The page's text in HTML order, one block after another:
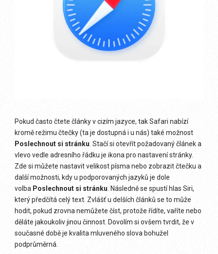
Pokud často čtete články v cizím jazyce, tak Safari nabízí
kromě režimu čtečky (ta je dostupná i u nás) také možnost
Poslechnout si stránku . Stačí si otevřít požadovaný článek a
vlevo vedle adresního řádku je ikona pro nastavení stránky.
Zde si můžete nastavit velikost písma nebo zobrazit čtečku a
další možnosti, kdy u podporovaných jazyků je dole
volba Poslechnout si stránku . Následně se spustí hlas Siri,
který předčítá celý text. Zvlášť u delších článků se to může
hodit, pokud zrovna nemůžete číst, protože řídíte, vaříte nebo
děláte jakoukoliv jinou činnost. Dovolím si ovšem tvrdit, že v
současné době je kvalita mluveného slova bohužel
podprůměrná.